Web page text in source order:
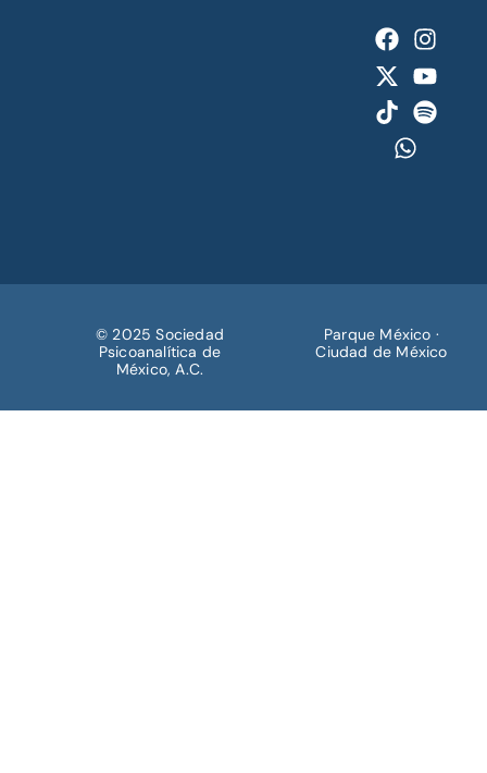
© 2025 Sociedad
Psicoanalítica de
México, A.C.
Parque México ·
Ciudad de México